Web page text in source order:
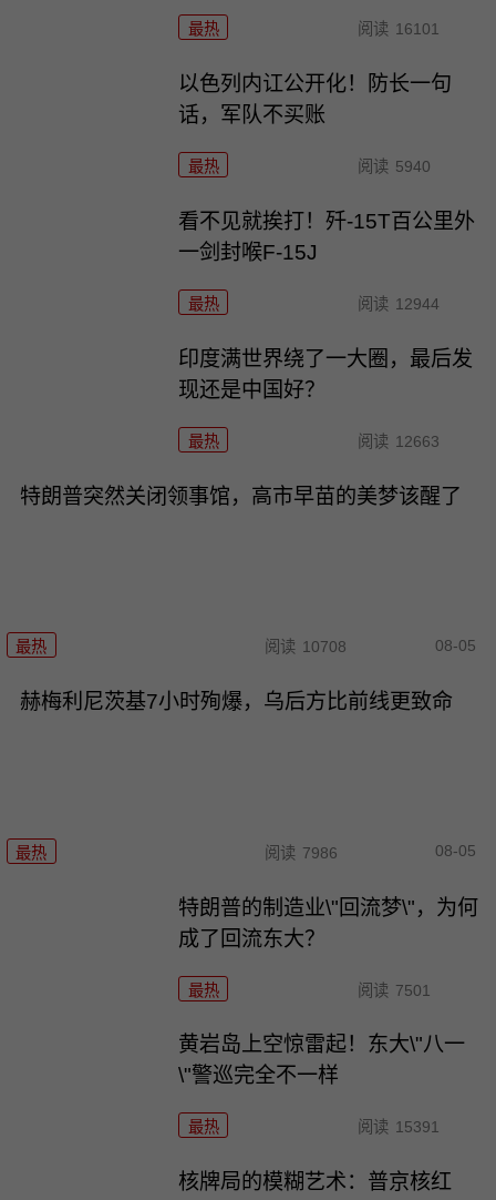
最热 阅读 16101
以色列内讧公开化！防长一句
话，军队不买账
最热 阅读 5940
看不见就挨打！歼-15T百公里外
一剑封喉F-15J
最热 阅读 12944
印度满世界绕了一大圈，最后发
现还是中国好？
最热 阅读 12663
特朗普突然关闭领事馆，高市早苗的美梦该醒了
最热 阅读 10708 08-05
赫梅利尼茨基7小时殉爆，乌后方比前线更致命
最热 阅读 7986 08-05
特朗普的制造业\"回流梦\"，为何
成了回流东大？
最热 阅读 7501
黄岩岛上空惊雷起！东大\"八一
\"警巡完全不一样
最热 阅读 15391
核牌局的模糊艺术：普京核红